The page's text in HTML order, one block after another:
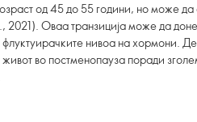
од 45 до 55 години, но може да
2021). Оваа транзиција може да
нивоа на хормони.
во постменопауза поради